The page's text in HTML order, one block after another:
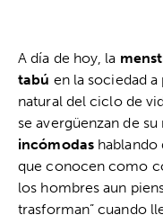
A día de hoy, la
tabú en la sociedad
natural del ciclo de
se avergüenzan de
incómodashablando
que conocen como
los hombres aun
trasforman” cuando